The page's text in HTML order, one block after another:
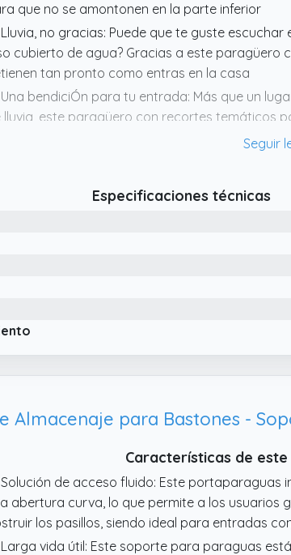
que no se amontonen en la parte inferior
no gracias: Puede que te guste escuchar
cubierto de agua? Gracias a este paragüero
tan pronto como entras en la casa
bendiciÓn para tu entrada: Más que un
lluvia, este paragüero con recortes temáticos
Qué hay en la caja: Un paragüero de metal con
cortos y 4 almohadillas antideslizantes
Especificaciones técnicas
Características de
de acceso fluido: Este portaparaguas
abertura curva, lo que permite a los
los pasillos, siendo ideal para entradas
vida útil: Este soporte para paraguas